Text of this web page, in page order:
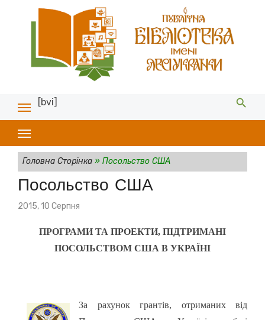
[bvi]
Головна Сторінка» Посольство США
Посольство США
Posted
2015, 10 Серпня
ПРОГРАМИ ТА ПРОЕКТИ, ПІДТРИМАНІ
ПОСОЛЬСТВОМ США В УКРАЇНІ
За рахунок грантів, отриманих від